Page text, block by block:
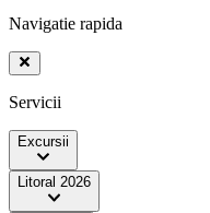
Navigatie rapida
Servicii
Excursii
Litoral 2026